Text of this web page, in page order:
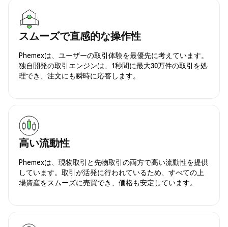
スムーズで直感的な操作性
Phemexは、ユーザーの取引体験を最優先に考えています。
独自開発の取引エンジンは、1秒間に最大30万件の取引を処
理でき、注文にも瞬時に応答します。
高い流動性
Phemexは、現物取引と先物取引の両方で高い流動性を提供
しています。取引が活発に行われているため、すべての上
場資産をスムーズに売買でき、価格も安定しています。